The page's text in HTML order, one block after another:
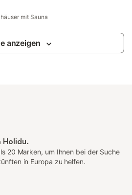
mit Sauna
anzeigen
Holidu.
20 Marken, um Ihnen bei der Suche
in Europa zu helfen.